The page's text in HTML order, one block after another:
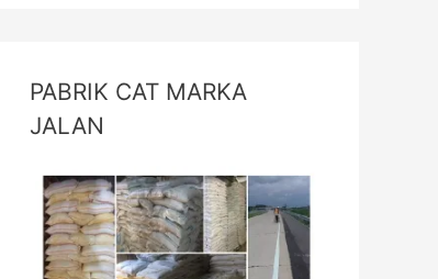
PABRIK CAT MARKA
JALAN